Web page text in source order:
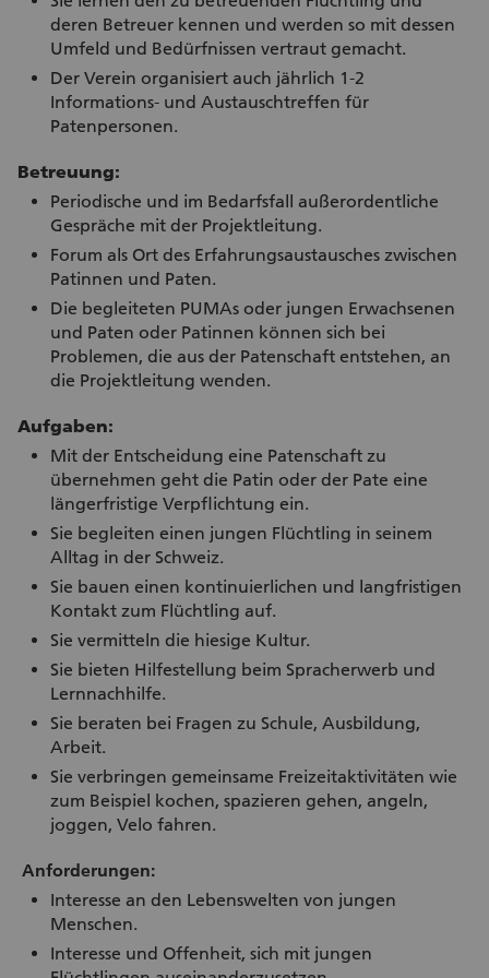
deren Betreuer kennen und werden so mit dessen
Umfeld und Bedürfnissen vertraut gemacht.
Der Verein organisiert auch jährlich 1-2
Informations- und Austauschtreffen für
Patenpersonen.
Betreuung:
Periodische und im Bedarfsfall außerordentliche
Gespräche mit der Projektleitung.
Forum als Ort des Erfahrungsaustausches zwischen
Patinnen und Paten.
Die begleiteten PUMAs oder jungen Erwachsenen
und Paten oder Patinnen können sich bei
Problemen, die aus der Patenschaft entstehen, an
die Projektleitung wenden.
Aufgaben:
Mit der Entscheidung eine Patenschaft zu
übernehmen geht die Patin oder der Pate eine
längerfristige Verpflichtung ein.
Sie begleiten einen jungen Flüchtling in seinem
Alltag in der Schweiz.
Sie bauen einen kontinuierlichen und langfristigen
Kontakt zum Flüchtling auf.
Sie vermitteln die hiesige Kultur.
Sie bieten Hilfestellung beim Spracherwerb und
Lernnachhilfe.
Sie beraten bei Fragen zu Schule, Ausbildung,
Arbeit.
Sie verbringen gemeinsame Freizeitaktivitäten wie
zum Beispiel kochen, spazieren gehen, angeln,
joggen, Velo fahren.
Anforderungen:
Interesse an den Lebenswelten von jungen
Menschen.
Interesse und Offenheit, sich mit jungen